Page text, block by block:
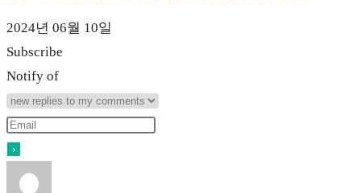
2024년 06월 10일
Subscribe
Notify of